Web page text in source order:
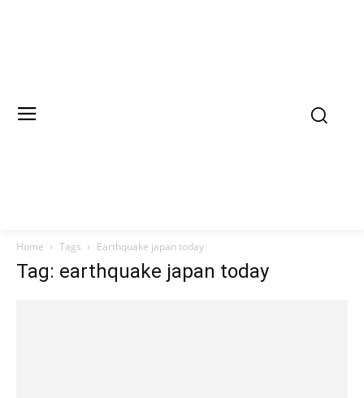
Home Tags Earthquake japan today
Tag: earthquake japan today